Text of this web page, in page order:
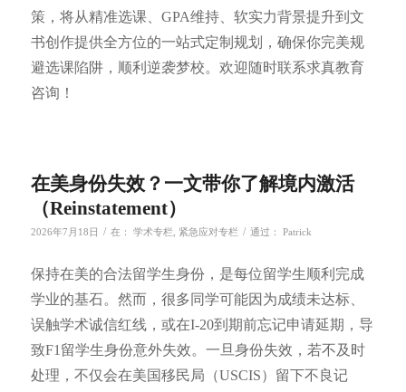
策，将从精准选课、GPA维持、软实力背景提升到文
书创作提供全方位的一站式定制规划，确保你完美规
避选课陷阱，顺利逆袭梦校。欢迎随时联系求真教育
咨询！
在美身份失效？一文带你了解境内激活
（Reinstatement）
2026年7月18日 / 在： 学术专栏, 紧急应对专栏 / 通过： Patrick
保持在美的合法留学生身份，是每位留学生顺利完成
学业的基石。然而，很多同学可能因为成绩未达标、
误触学术诚信红线，或在I-20到期前忘记申请延期，导
致F1留学生身份意外失效。一旦身份失效，若不及时
处理，不仅会在美国移民局（USCIS）留下不良记